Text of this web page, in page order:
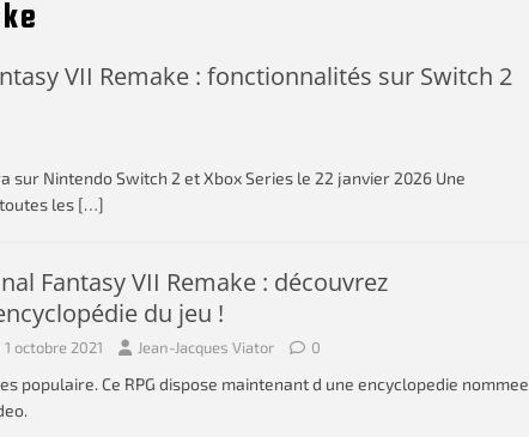
VII Remake : fonctionnalités sur Switch 2
sur Nintendo Switch 2 et Xbox Series le 22 janvier 2026 Une
les […]
Fantasy VII Remake : découvrez
du jeu !
1 octobre 2021 Jean-Jacques Viator 0
populaire. Ce RPG dispose maintenant d une encyclopedie nommee